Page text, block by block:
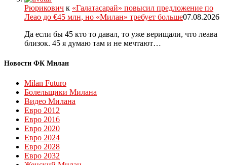
Рюрикович к «Галатасарай» повысил предложение по
Леао до €45 млн, но «Милан» требует больше07.08.2026
Да если бы 45 кто то давал, то уже верищали, что леава
близок. 45 я думаю там и не мечтают…
Новости ФК Милан
Milan Futuro
Болельщики Милана
Видео Милана
Евро 2012
Евро 2016
Евро 2020
Евро 2024
Евро 2028
Евро 2032